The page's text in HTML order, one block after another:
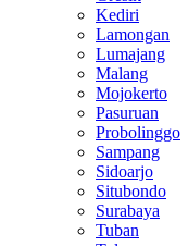
Kediri
Lamongan
Lumajang
Malang
Mojokerto
Pasuruan
Probolinggo
Sampang
Sidoarjo
Situbondo
Surabaya
Tuban